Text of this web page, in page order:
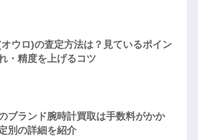
ウロ)の査定方法は？見ているポイン
・精度を上げるコツ
ブランド腕時計買取は手数料がかか
別の詳細を紹介